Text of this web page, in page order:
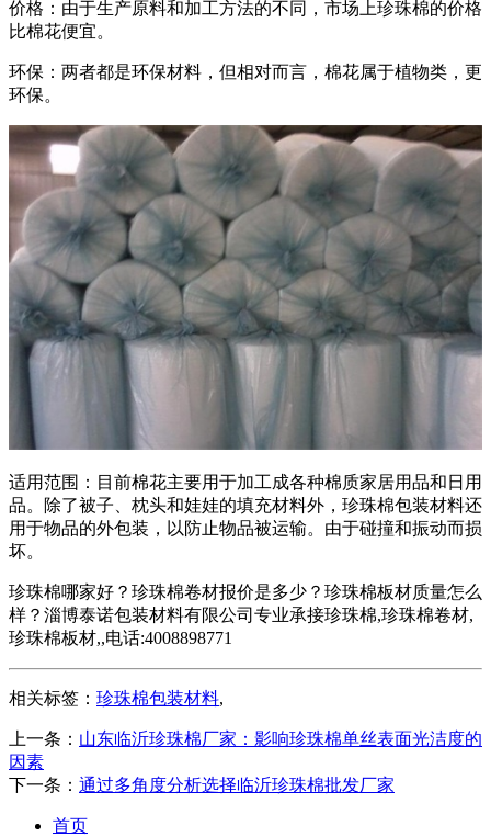
价格：由于生产原料和加工方法的不同，市场上珍珠棉的价格
比棉花便宜。
环保：两者都是环保材料，但相对而言，棉花属于植物类，更
环保。
适用范围：目前棉花主要用于加工成各种棉质家居用品和日用
品。除了被子、枕头和娃娃的填充材料外，珍珠棉包装材料还
用于物品的外包装，以防止物品被运输。由于碰撞和振动而损
坏。
珍珠棉哪家好？珍珠棉卷材报价是多少？珍珠棉板材质量怎么
样？淄博泰诺包装材料有限公司专业承接珍珠棉,珍珠棉卷材,
珍珠棉板材,,电话:4008898771
相关标签： 珍珠棉包装材料,
上一条： 山东临沂珍珠棉厂家：影响珍珠棉单丝表面光洁度的
因素
下一条： 通过多角度分析选择临沂珍珠棉批发厂家
首页